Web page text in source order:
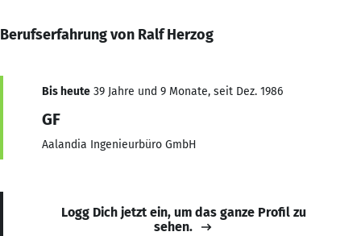
Berufserfahrung von Ralf Herzog
Bis heute 39 Jahre und 9 Monate, seit Dez. 1986
GF
Aalandia Ingenieurbüro GmbH
Logg Dich jetzt ein, um das ganze Profil zu
sehen.